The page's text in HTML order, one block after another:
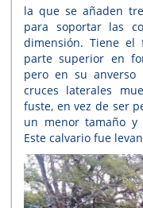
la que se añaden
para soportar las
dimensión. Tiene el
parte superior en
pero en su anverso
cruces laterales
fuste, en vez de ser
un menor tamaño y
Este calvario fue